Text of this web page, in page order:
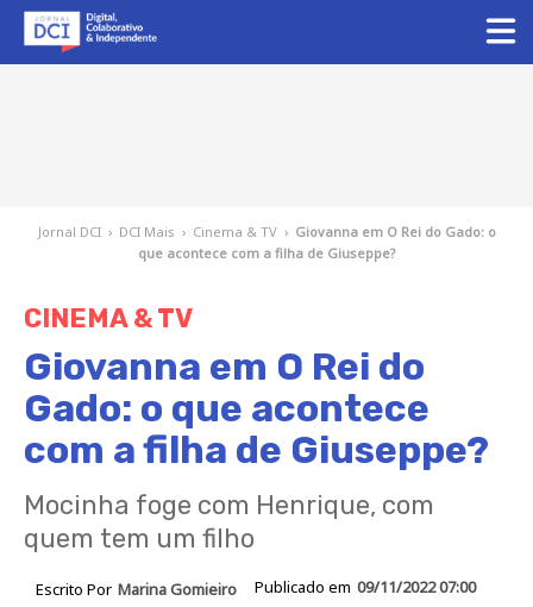
Jornal DCI › DCI Mais › Cinema & TV › Giovanna em O Rei do Gado: o
que acontece com a filha de Giuseppe?
CINEMA & TV
Giovanna em O Rei do
Gado: o que acontece
com a filha de Giuseppe?
Mocinha foge com Henrique, com
quem tem um filho
Escrito Por Marina Gomieiro Publicado em 09/11/2022 07:00